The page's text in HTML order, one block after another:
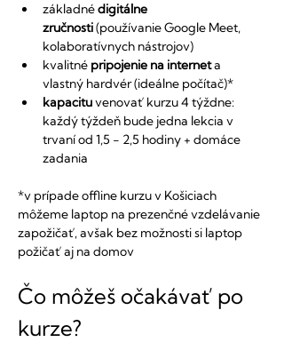
základné digitálne
zručnosti (používanie Google Meet,
kolaboratívnych nástrojov)
kvalitné pripojenie na internet a
vlastný hardvér (ideálne počítač)*
kapacitu venovať kurzu 4 týždne:
každý týždeň bude jedna lekcia v
trvaní od 1,5 - 2,5 hodiny + domáce
zadania​
​*v prípade offline kurzu v Košiciach
môžeme laptop na prezenčné vzdelávanie
zapožičať, avšak bez možnosti si laptop
požičať aj na domov
Čo môžeš očakávať po
kurze?